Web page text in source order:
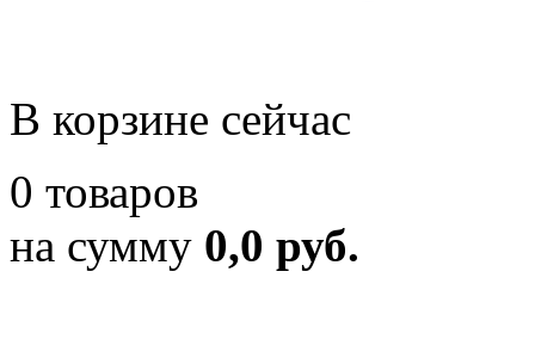
В корзине сейчас
0 товаров
на сумму 0,0 руб.